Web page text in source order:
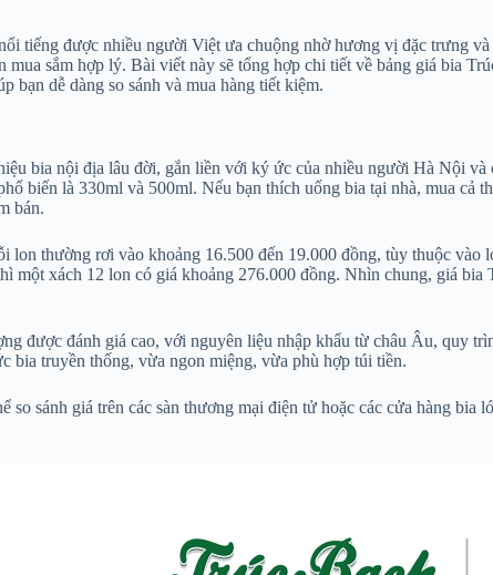
tiếng được nhiều người Việt ưa chuộng nhờ hương vị đặc trưng
mua sắm hợp lý. Bài viết này sẽ tổng hợp chi tiết về bảng giá bia
bạn dễ dàng so sánh và mua hàng tiết kiệm.
bia nội địa lâu đời, gắn liền với ký ức của nhiều người Hà Nội
biến là 330ml và 500ml. Nếu bạn thích uống bia tại nhà, mua
bán.
thường rơi vào khoảng 16.500 đến 19.000 đồng, tùy thuộc
một xách 12 lon có giá khoảng 276.000 đồng. Nhìn chung, giá
được đánh giá cao, với nguyên liệu nhập khẩu từ châu Âu, quy
bia truyền thống, vừa ngon miệng, vừa phù hợp túi tiền.
so sánh giá trên các sàn thương mại điện tử hoặc các cửa hàng